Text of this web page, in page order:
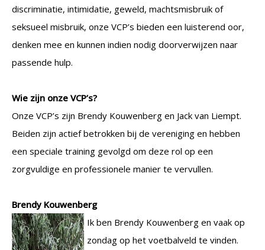
discriminatie, intimidatie, geweld, machtsmisbruik of
seksueel misbruik, onze VCP’s bieden een luisterend oor,
denken mee en kunnen indien nodig doorverwijzen naar
passende hulp.
Wie zijn onze VCP’s?
Onze VCP’s zijn Brendy Kouwenberg en Jack van Liempt.
Beiden zijn actief betrokken bij de vereniging en hebben
een speciale training gevolgd om deze rol op een
zorgvuldige en professionele manier te vervullen.
Brendy Kouwenberg
Ik ben Brendy Kouwenberg en vaak op
zondag op het voetbalveld te vinden.